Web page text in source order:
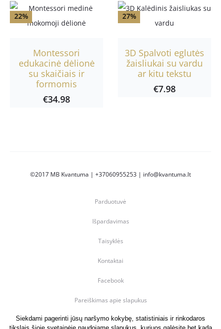
Siekdami pagerinti jūsų naršymo kokybę, statistiniais ir rinkodaros
€35.00.
€29.98.
22%
Montessori
edukacinė dėlionė
su skaičiais ir
formomis
€34.98
27%
3D Spalvoti eglutės
žaisliukai su vardu
ar kitu tekstu
€7.98
©2017 MB Kvantuma | +37060955253 | info@kvantuma.lt
Parduotuvė
Išpardavimas
Taisyklės
Kontaktai
Facebook
Pareiškimas apie slapukus